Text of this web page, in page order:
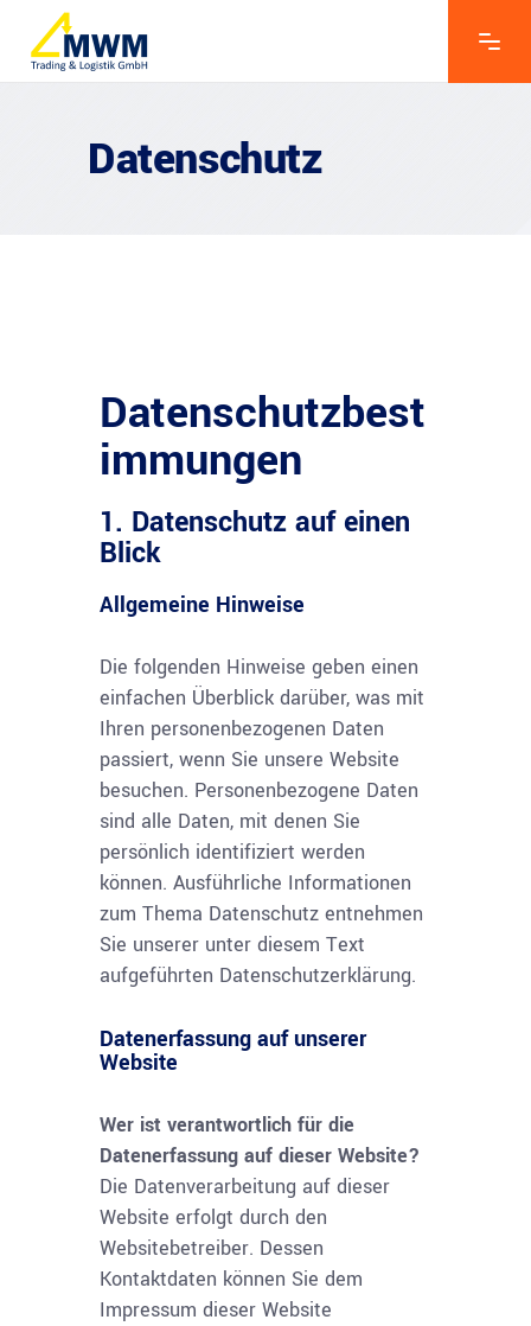
Datenschutz
Datenschutzbest
immungen
1. Datenschutz auf einen
Blick
Allgemeine Hinweise
Die folgenden Hinweise geben einen
einfachen Überblick darüber, was mit
Ihren personenbezogenen Daten
passiert, wenn Sie unsere Website
besuchen. Personenbezogene Daten
sind alle Daten, mit denen Sie
persönlich identifiziert werden
können. Ausführliche Informationen
zum Thema Datenschutz entnehmen
Sie unserer unter diesem Text
aufgeführten Datenschutzerklärung.
Datenerfassung auf unserer
Website
Wer ist verantwortlich für die
Datenerfassung auf dieser Website?
Die Datenverarbeitung auf dieser
Website erfolgt durch den
Websitebetreiber. Dessen
Kontaktdaten können Sie dem
Impressum dieser Website